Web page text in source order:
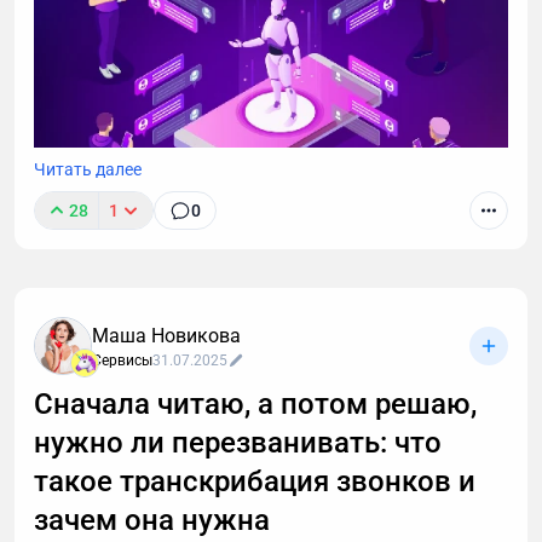
Читать далее
28 1 0
Маша Новикова
Сервисы31.07.2025
Сначала читаю, а потом решаю,
нужно ли перезванивать: что
такое транскрибация звонков и
зачем она нужна